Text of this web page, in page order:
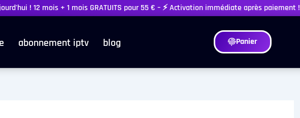
! 12 mois + 1 mois GRATUITS pour 55 € – ⚡ Activation immédiate après paiement !
abonnement iptv blog Panier